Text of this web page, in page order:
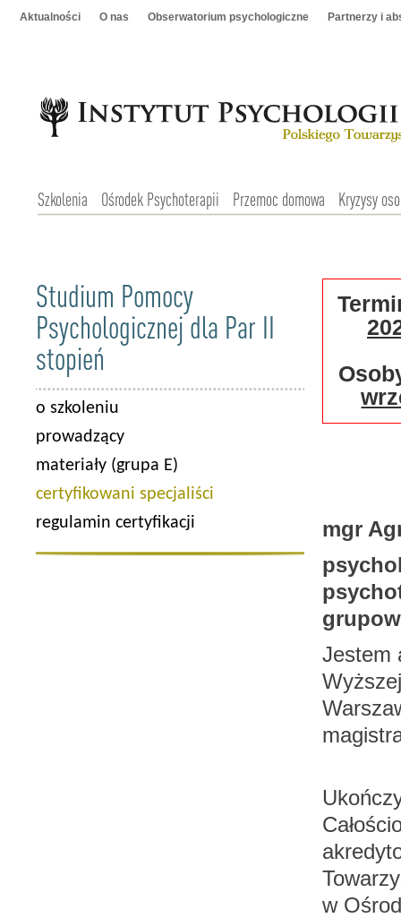
Aktualności O nas Obserwatorium psychologiczne Partnerzy i
Szkolenia Ośrodek Psychoterapii Przemoc domowa Kryzysy
Studium Pomocy
Psychologicznej dla Par II
stopień
o szkoleniu
prowadzący
materiały (grupa E)
certyfikowani specjaliści
regulamin certyfikacji
mgr
Jestem
w